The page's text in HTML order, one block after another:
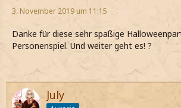
3. November 2019 um 11:15
Danke für diese sehr spaßige
Personenspiel. Und weiter geht es! ?
July